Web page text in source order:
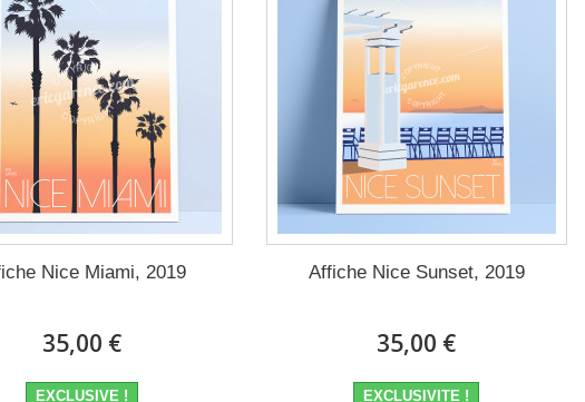
Nice Miami, 2019
35,00 €
EXCLUSIVE !
Affiche Nice Sunset, 2019
35,00 €
EXCLUSIVITE !